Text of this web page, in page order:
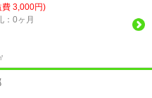
費 3,000円)
：0ヶ月